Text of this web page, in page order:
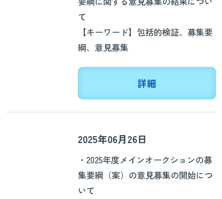
て
【キーワード】包括的検証、募集要
綱、意見募集
詳細
2025年06月26日
・2025年度メインオークションの募
集要綱（案）の意見募集の開始につ
いて